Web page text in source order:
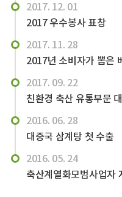
2017. 12. 01
2017 우수봉사 표창
2017. 11. 28
2017년 소비자가 뽑은
2017. 09. 22
친환경 축산 유통부문
2016. 06. 28
대중국 삼계탕 첫 수출
2016. 05. 24
축산계열화모범사업자